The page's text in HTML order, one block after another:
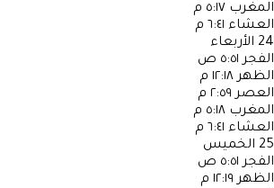
المغرب ٥:١٧ م
العشاء ٦:٤١ م
24 الأربعاء
الفجر ٥:٥١ ص
الظهر ١٢:١٨ م
العصر ٢:٥٩ م
المغرب ٥:١٨ م
العشاء ٦:٤١ م
25 الخميس
الفجر ٥:٥١ ص
الظهر ١٢:١٩ م